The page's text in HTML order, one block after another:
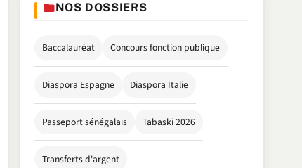
NOS DOSSIERS
Baccalauréat Concours fonction publique
Diaspora Espagne Diaspora Italie
Passeport sénégalais Tabaski 2026
Transferts d'argent